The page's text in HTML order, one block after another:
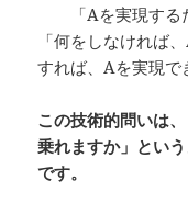
「Aを実現するた
「何をしなければ
すれば、Aを実現で
この技術的問いは
乗れますか」とい
です。